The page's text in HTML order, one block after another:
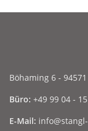
Böhaming 6 -
Büro: +49 99 04 -
E-Mail: